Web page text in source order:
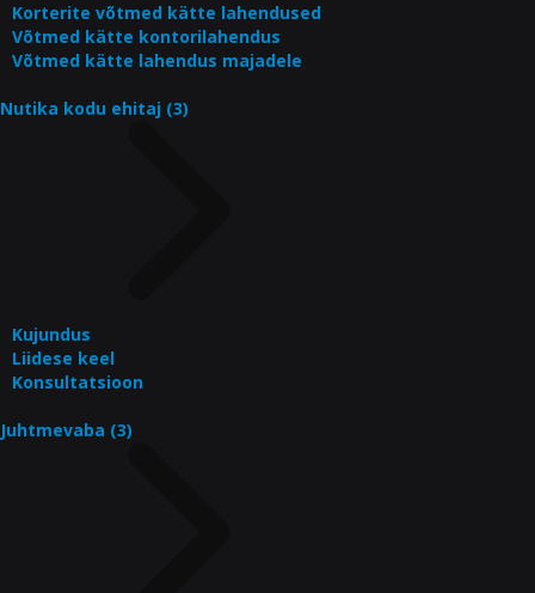
Korterite võtmed kätte lahendused
Võtmed kätte kontorilahendus
Võtmed kätte lahendus majadele
Nutika kodu ehitaj (3)
Kujundus
Liidese keel
Konsultatsioon
Juhtmevaba (3)